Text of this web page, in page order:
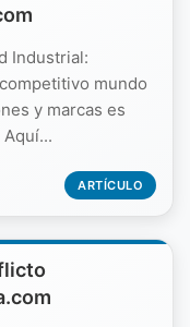
Industrial:
mundo
y marcas es
ARTÍCULO